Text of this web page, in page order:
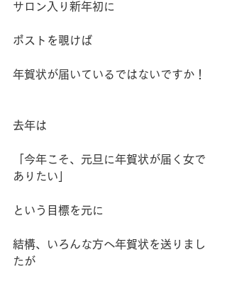
サロン入り新年初に
ポストを覗けば
年賀状が届いているではないですか！
去年は
「今年こそ、元旦に年賀状が届く女で
ありたい」
という目標を元に
結構、いろんな方へ年賀状を送りまし
たが